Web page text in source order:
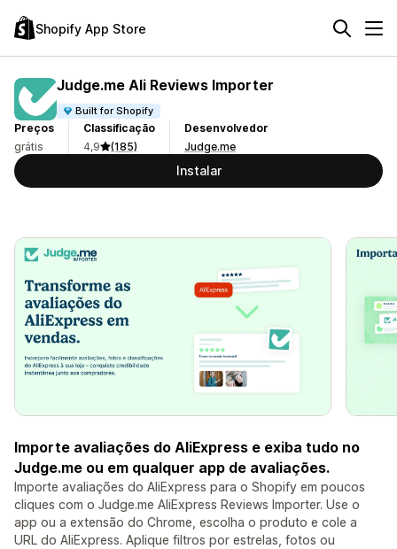
Shopify App Store
Judge.me Ali Reviews Importer
Built for Shopify
Preços
grátis
Classificação
4,9
(185)
Desenvolvedor
Judge.me
Instalar
Importe avaliações do AliExpress e exiba tudo no
Judge.me ou em qualquer app de avaliações.
Importe avaliações do AliExpress para o Shopify em poucos
cliques com o Judge.me AliExpress Reviews Importer. Use o
app ou a extensão do Chrome, escolha o produto e cole a
URL do AliExpress. Aplique filtros por estrelas, fotos ou